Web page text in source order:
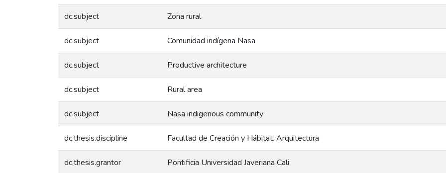
dc.subject Zona rural
dc.subject Comunidad indígena Nasa
dc.subject Productive architecture
dc.subject Rural area
dc.subject Nasa indigenous community
dc.thesis.discipline Facultad de Creación y Hábitat. Arquitectura
dc.thesis.grantor Pontificia Universidad Javeriana Cali